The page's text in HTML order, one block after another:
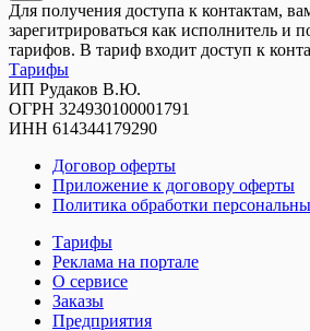
Для получения доступа к контактам,
зарегитрироваться как исполнитель и
тарифов. В тариф входит доступ к
Тарифы
ИП Рудаков В.Ю.
ОГРН 324930100001791
ИНН 614344179290
Договор оферты
Приложение к договору оферты
Политика обработки
Тарифы
Реклама на портале
О сервисе
Заказы
Предприятия